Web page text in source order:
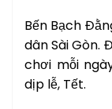
Bến Bạch
dân Sài Gòn.
chơi mỗi
dịp lễ, Tết.